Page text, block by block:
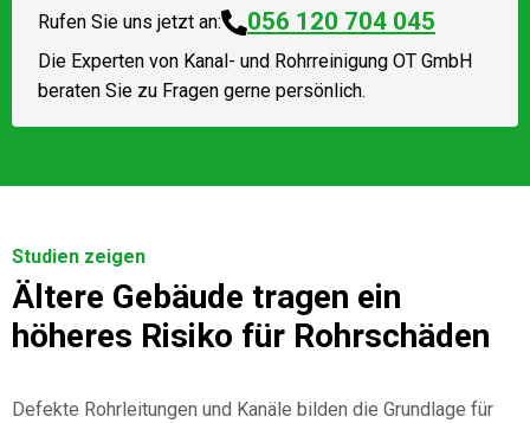
Rufen Sie uns jetzt an: 056 120 704 045
Die Experten von Kanal- und Rohrreinigung OT GmbH
beraten Sie zu Fragen gerne persönlich.
Studien zeigen
Ältere Gebäude tragen ein
höheres Risiko für Rohrschäden
Defekte Rohrleitungen und Kanäle bilden die Grundlage für